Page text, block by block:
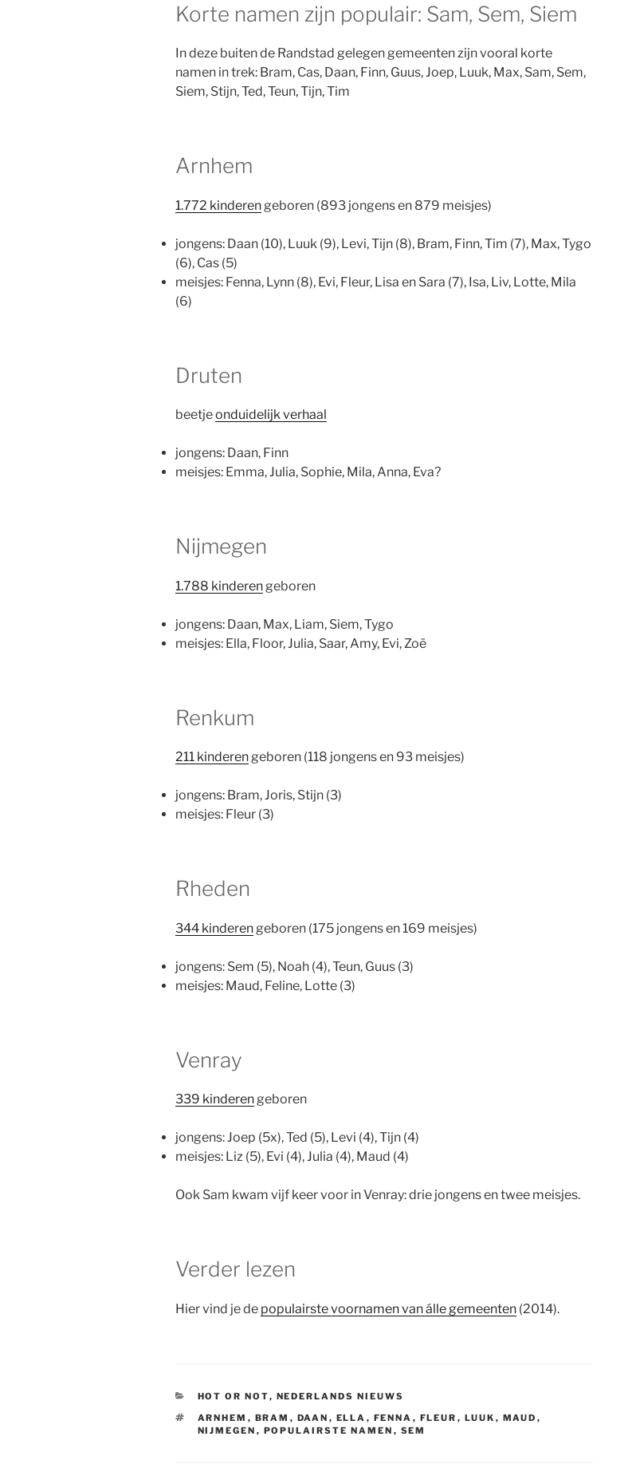
Korte namen zijn populair: Sam, Sem, Siem
In deze buiten de Randstad gelegen gemeenten zijn vooral korte
namen in trek: Bram, Cas, Daan, Finn, Guus, Joep, Luuk, Max, Sam, Sem,
Siem, Stijn, Ted, Teun, Tijn, Tim
Arnhem
1.772 kinderen geboren (893 jongens en 879 meisjes)
jongens: Daan (10), Luuk (9), Levi, Tijn (8), Bram, Finn, Tim (7), Max, Tygo
(6), Cas (5)
meisjes: Fenna, Lynn (8), Evi, Fleur, Lisa en Sara (7), Isa, Liv, Lotte, Mila
(6)
Druten
beetjeonduidelijk verhaal
jongens: Daan, Finn
meisjes: Emma, Julia, Sophie, Mila, Anna, Eva?
Nijmegen
1.788 kinderen geboren
jongens: Daan, Max, Liam, Siem, Tygo
meisjes: Ella, Floor, Julia, Saar, Amy, Evi, Zoë
Renkum
211 kinderengeboren (118 jongens en 93 meisjes)
jongens: Bram, Joris, Stijn (3)
meisjes: Fleur (3)
Rheden
344 kinderen geboren (175 jongens en 169 meisjes)
jongens: Sem (5), Noah (4), Teun, Guus (3)
meisjes: Maud, Feline, Lotte (3)
Venray
339 kinderengeboren
jongens: Joep (5x), Ted (5), Levi (4), Tijn (4)
meisjes: Liz (5), Evi (4), Julia (4), Maud (4)
Ook Sam kwam vijf keer voor in Venray: drie jongens en twee meisjes.
Verder lezen
Hier vind je de populairste voornamen van álle gemeenten (2014).
CATEGORIEËN
HOT OR NOT, NEDERLANDS NIEUWS
TAGS
ARNHEM , BRAM , DAAN , ELLA , FENNA , FLEUR , LUUK , MAUD ,
NIJMEGEN , POPULAIRSTE NAMEN , SEM